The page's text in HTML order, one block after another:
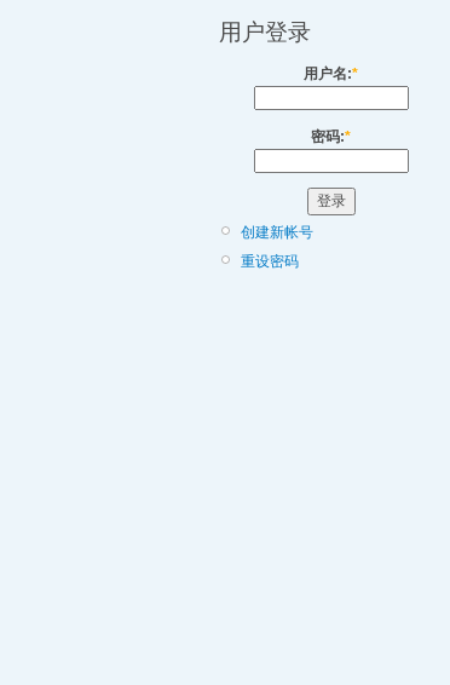
用户登录
用户名:*
密码:*
创建新帐号
重设密码